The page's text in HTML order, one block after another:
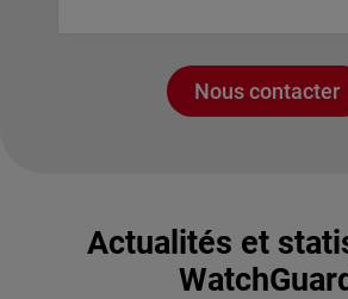
Nous contacter
Actualités et